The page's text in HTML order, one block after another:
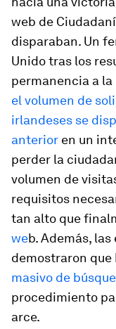
web de
disparaban. Un
Unido tras los
permanencia a la
el volumen de
irlandeses se
anterior en un
perder la
volumen de
requisitos
tan alto que
web. Además,
demostraron que
masivo de
procedimiento
arce.